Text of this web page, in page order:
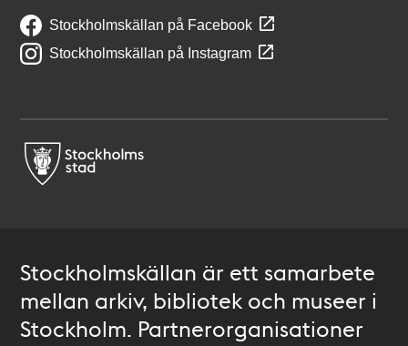
Stockholmskällan på Facebook
Stockholmskällan på Instagram
Stockholmskällan är ett samarbete
mellan arkiv, bibliotek och museer i
Stockholm. Partnerorganisationer